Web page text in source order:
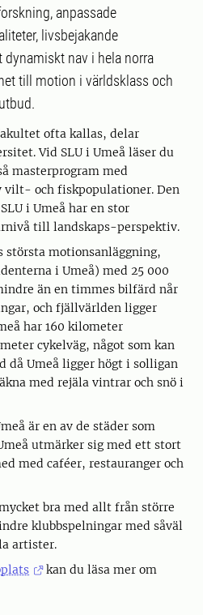
anpassade
livsbejakande
nav i hela norra
till motion i världsklass och
ofta kallas, delar
Vid SLU i Umeå läser du
masterprogram med
och fiskpopulationer. Den
i Umeå har en stor
till landskaps-perspektiv.
största motionsanläggning,
i Umeå) med 25 000
än en timmes bilfärd når
och fjällvärlden ligger
har 160 kilometer
cykelväg, något som kan
då Umeå ligger högt i solligan
med rejäla vintrar och snö i
är en av de städer som
utmärker sig med ett stort
med caféer, restauranger och
bra med allt från större
klubbspelningar med såväl
artister.
kan du läsa mer om